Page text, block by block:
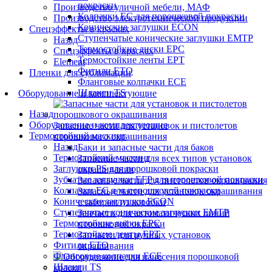
покраски
Колпачки ЕС для порошковой покраски
Конические заглушки ECON
Ступенчатые конические заглушки EMTP
Термостойкие диски EPC
Термостойкие ленты EPT
Фитили ETO
Фланговые колпачки ECE
Шланги TS
Запасные части для установок и пистолетов
порошкового окрашивания
Баки и запасные части для баков
Запасные части для всех типов установок
окрашивания
Запасные части для пистолетов окрашивания
Запасные части для установок окрашивания
с забором из коробки
Запчасти для автоматических линий
порошковой окраски
Запчасти для ручных установок
окрашивания
Производство уличной мебели, МАФ
Производство электротехнической продукции
Спецэффекты в красках
Назад
Спецэффекты в красках
Element
Пленки для сублимации
Оборудование и комплектующие
Назад
Оборудование и комплектующие
Термостойкий маскинг
Назад
Термостойкий маскинг
Заглушки PS для порошковой покраски
Зубчатые заглушки EFP для порошковой покраски
Колпачки ЕС для порошковой покраски
Конические заглушки ECON
Ступенчатые конические заглушки EMTP
Термостойкие диски EPC
Термостойкие ленты EPT
Фитили ETO
Фланговые колпачки ECE
Шланги TS